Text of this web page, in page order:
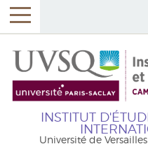
INSTITUT
Université de